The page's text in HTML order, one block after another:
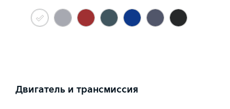
Двигатель и трансмиссия